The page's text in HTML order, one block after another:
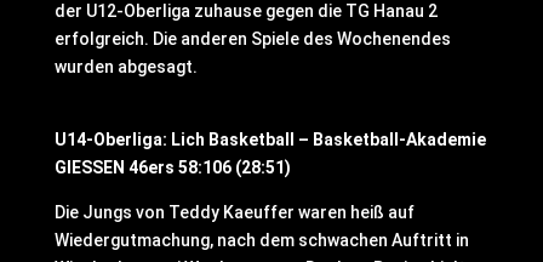
der U12-Oberliga zuhause gegen die TG Hanau 2
erfolgreich. Die anderen Spiele des Wochenendes
wurden abgesagt.
U14-Oberliga: Lich Basketball – Basketball-Akademie
GIESSEN 46ers 58:106 (28:51)
Die Jungs von Teddy Kaeuffer waren heiß auf
Wiedergutmachung, nach dem schwachen Auftritt in